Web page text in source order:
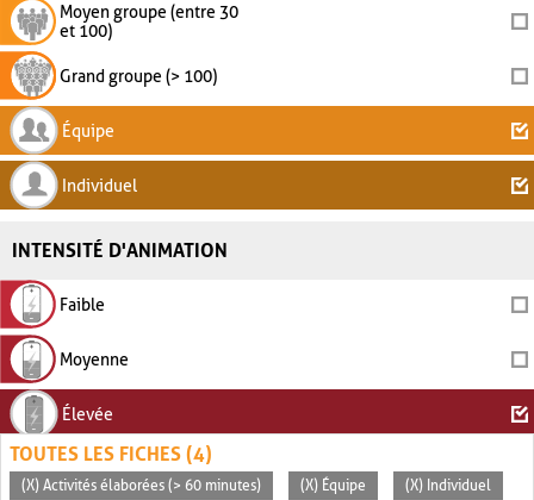
Moyen groupe (entre 30
et 100)
Grand groupe (> 100)
Équipe
Individuel
INTENSITÉ D'ANIMATION
Faible
Moyenne
Élevée
TOUTES LES FICHES (4)
(X) Activités élaborées (> 60 minutes) (X) Équipe (X) Individuel